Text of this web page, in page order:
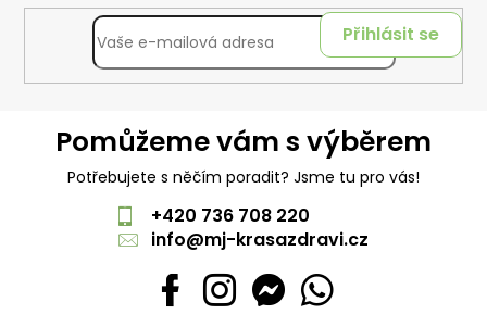
Přihlásit se
Pomůžeme vám s výběrem
Potřebujete s něčím poradit? Jsme tu pro vás!
+420 736 708 220
info@mj-krasazdravi.cz